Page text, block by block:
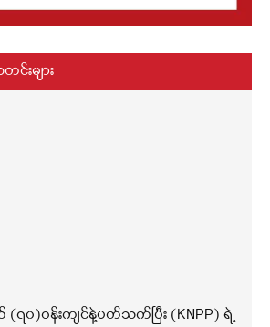
းများ
၇၀)ဝန်းကျင်နဲ့ပတ်သက်ပြီး (KNPP) ရဲ့